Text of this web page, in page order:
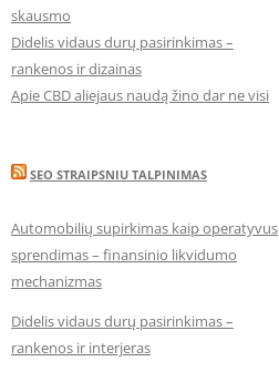
skausmo
Didelis vidaus durų pasirinkimas –
rankenos ir dizainas
Apie CBD aliejaus naudą žino dar ne visi
SEO STRAIPSNIU TALPINIMAS
Automobilių supirkimas kaip operatyvus
sprendimas – finansinio likvidumo
mechanizmas
Didelis vidaus durų pasirinkimas –
rankenos ir interjeras